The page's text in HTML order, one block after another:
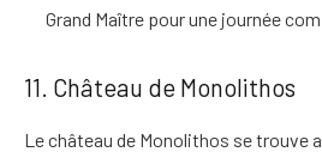
Grand Maître pour une journée
11. Château de Monolithos
Le château de Monolithos se trouve